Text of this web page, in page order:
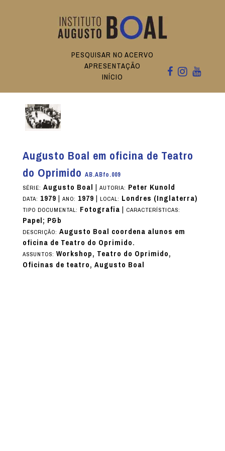
PESQUISAR NO ACERVO
APRESENTAÇÃO
INÍCIO
Augusto Boal em oficina de Teatro
do Oprimido AB.ABfo.009
SÉRIE: Augusto Boal | AUTORIA: Peter Kunold
DATA: 1979| ANO: 1979| LOCAL: Londres (Inglaterra)
TIPO DOCUMENTAL: Fotografia| CARACTERÍSTICAS:
Papel; P&b
DESCRIÇÃO: Augusto Boal coordena alunos em
oficina de Teatro do Oprimido.
ASSUNTOS: Workshop, Teatro do Oprimido,
Oficinas de teatro, Augusto Boal